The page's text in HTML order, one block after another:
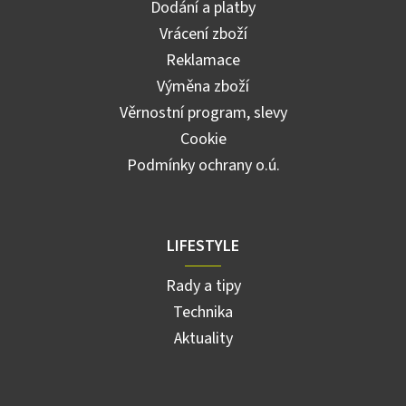
Dodání a platby
Vrácení zboží
Reklamace
Výměna zboží
Věrnostní program, slevy
Cookie
Podmínky ochrany o.ú.
LIFESTYLE
Rady a tipy
Technika
Aktuality